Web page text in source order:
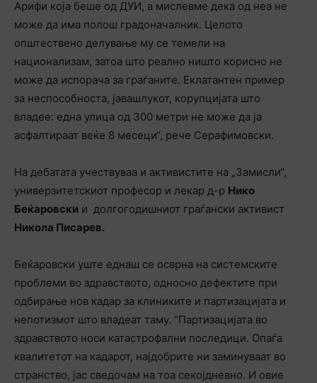
Арифи која беше од ДУИ, а мислевме дека од неа не
може да има полош градоначалник. Целото
општествено делување му се темели на
национализам, затоа што реално ништо корисно не
може да испорача за граѓаните. Еклатантен пример
за неспособноста, јавашлукот, корупцијата што
владее: една улица од 300 метри не може да ја
асфалтираат веќе 8 месеци“, рече Серафимовски.
На дебатата учествуваа и активистите на „Замисли“,
универзитетскиот професор и лекар д-р Нико
Беќаровски и долгогодишниот граѓански активист
Никола Писарев.
Беќаровски уште еднаш се осврна на системските
проблеми во здравството, односно дефектите при
одбирање нов кадар за клиниките и партизацијата и
непотизмот што владеат таму. “Партизацијата во
здравството носи катастрофални последици. Опаѓа
квалитетот на кадарот, најдобрите ни заминуваат во
странство, јас сведочам на тоа секојдневно. И овие